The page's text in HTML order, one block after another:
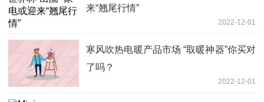
来“翘尾行情”
2022-12-01
寒风吹热电暖产品市场 “取暖神器”你买对
了吗？
2022-12-01